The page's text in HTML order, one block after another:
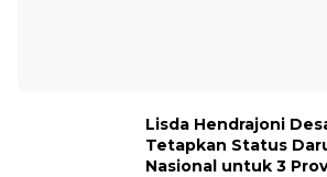
Lisda Hendrajoni
Tetapkan Status
Nasional untuk 3